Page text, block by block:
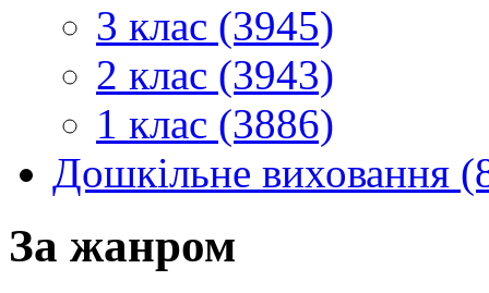
3 клас (3945)
2 клас (3943)
1 клас (3886)
Дошкільне виховання
За жанром